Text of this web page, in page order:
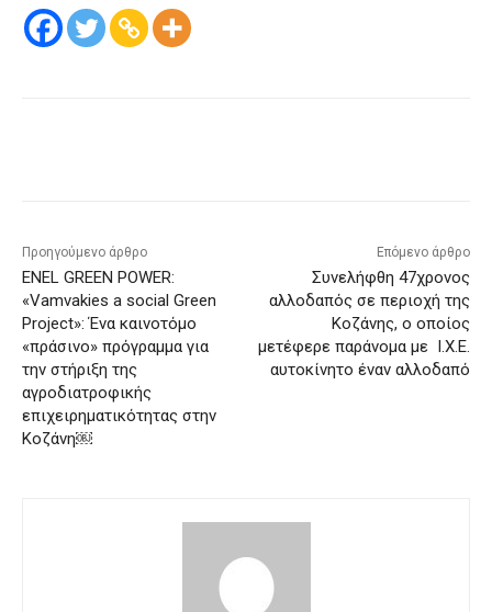
Προηγούμενο άρθρο
ENEL GREEN POWER:
«Vamvakies a social Green
Project»: Ένα καινοτόμο
«πράσινο» πρόγραμμα για
την στήριξη της
αγροδιατροφικής
επιχειρηματικότητας στην
Κοζάνη￼
Επόμενο άρθρο
Συνελήφθη 47χρονος
αλλοδαπός σε περιοχή της
Κοζάνης, ο οποίος
μετέφερε παράνομα με Ι.Χ.Ε.
αυτοκίνητο έναν αλλοδαπό